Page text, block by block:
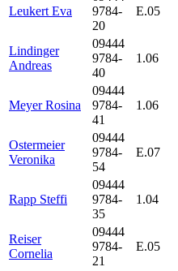
Leukert Eva
9784-
20
E.05
Lindinger
Andreas
09444
9784-
40
1.06
Meyer Rosina
09444
9784-
41
1.06
Ostermeier
Veronika
09444
9784-
54
E.07
Rapp Steffi
09444
9784-
35
1.04
Reiser
Cornelia
09444
9784-
21
E.05